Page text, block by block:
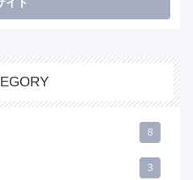
8
3